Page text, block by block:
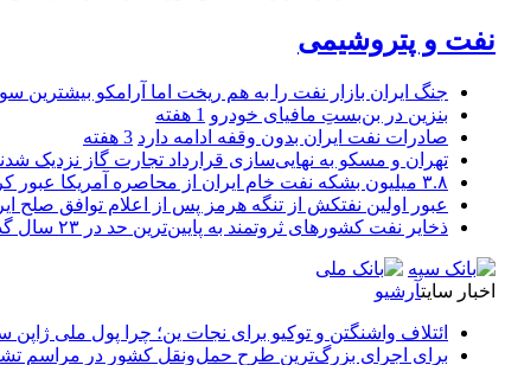
نفت و پتروشیمی
جنگ ایران بازار نفت را به هم ریخت اما آرامکو بیشترین
بنزین در بن‌بستِ مافیای خودرو 1 هفته
صادرات نفت ایران بدون وقفه ادامه دارد 3 هفته
تهران و مسکو به نهایی‌سازی قرارداد تجارت گاز نزدیک
۳.۸ میلیون بشکه نفت خام ایران از محاصره آمریکا عبور کرد
عبور اولین نفتکش از تنگه هرمز پس از اعلام توافق صلح
ذخایر نفت کشورهای ثروتمند به پایین‌ترین حد در ۲۳ سال گذشته رسید
اخبار سایتآرشیو
ائتلاف واشنگتن و توکیو برای نجات ین؛ چرا پول ملی
برای اجرای بزرگ‌ترین طرح حمل‌ونقل کشور در مراسم